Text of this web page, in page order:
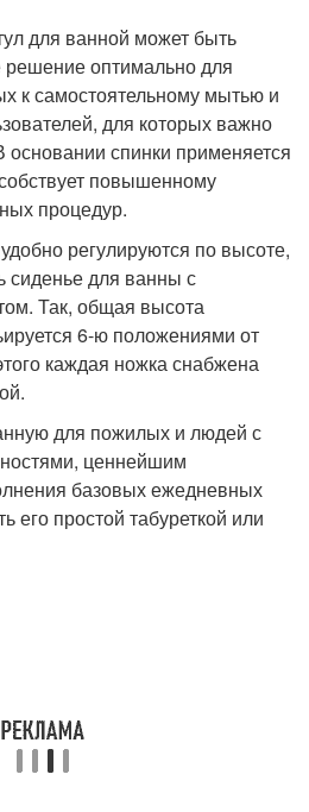
для ванной может быть
решение оптимально для
к самостоятельному мытью и
для которых важно
спинки применяется
повышенному
процедур.
регулируются по высоте,
сиденье для ванны с
Так, общая высота
6-ю положениями от
каждая ножка снабжена
для пожилых и людей с
ценнейшим
базовых ежедневных
его простой табуреткой или